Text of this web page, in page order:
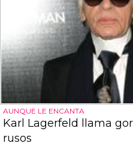
AUNQUE LE ENCANTA
Karl Lagerfeld llama
rusos